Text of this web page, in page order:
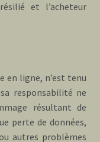
et l’acheteur
en ligne, n’est tenu
responsabilité ne
résultant de
perte de données,
autres problèmes